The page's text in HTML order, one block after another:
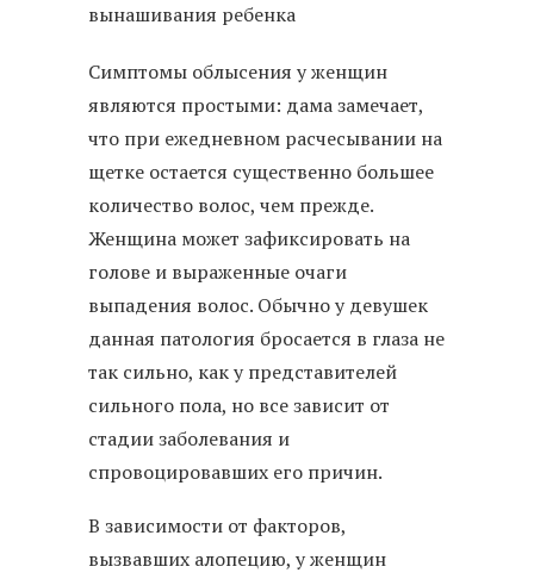
вынашивания ребенка
Симптомы облысения у женщин
являются простыми: дама замечает,
что при ежедневном расчесывании на
щетке остается существенно большее
количество волос, чем прежде.
Женщина может зафиксировать на
голове и выраженные очаги
выпадения волос. Обычно у девушек
данная патология бросается в глаза не
так сильно, как у представителей
сильного пола, но все зависит от
стадии заболевания и
спровоцировавших его причин.
В зависимости от факторов,
вызвавших алопецию, у женщин